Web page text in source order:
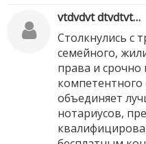
vtdvdvt dtvdtvt…
Столкнулись с
семейного,
права и
компетентного
объединяет
нотариусов,